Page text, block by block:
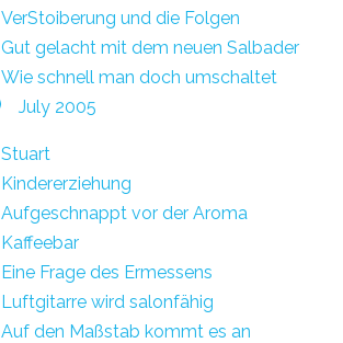
VerStoiberung und die Folgen
Gut gelacht mit dem neuen Salbader
Wie schnell man doch umschaltet
July 2005
Stuart
Kindererziehung
Aufgeschnappt vor der Aroma
Kaffeebar
Eine Frage des Ermessens
Luftgitarre wird salonfähig
Auf den Maßstab kommt es an